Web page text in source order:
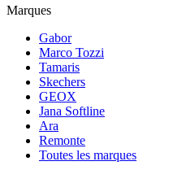
Marques
Gabor
Marco Tozzi
Tamaris
Skechers
GEOX
Jana Softline
Ara
Remonte
Toutes les marques